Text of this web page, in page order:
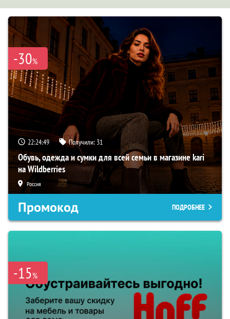
-30%
22:24:48 Получили: 31
Обувь, одежда и сумки для всей семьи в магазине kari
на Wildberries
Россия
Промокод ПОДРОБНЕЕ
-15%